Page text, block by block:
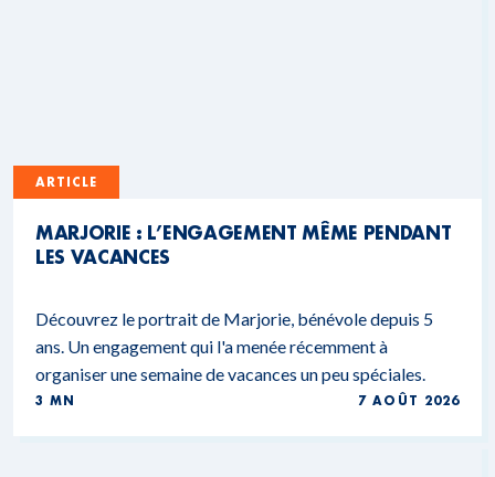
ARTICLE
MARJORIE : L’ENGAGEMENT MÊME PENDANT
LES VACANCES
Découvrez le portrait de Marjorie, bénévole depuis 5
ans. Un engagement qui l'a menée récemment à
organiser une semaine de vacances un peu spéciales.
3 MN 7 AOÛT 2026